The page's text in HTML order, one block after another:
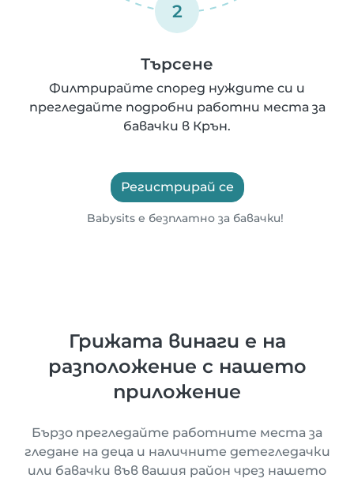
2
Търсене
Филтрирайте според нуждите си и
прегледайте подробни работни места за
бавачки в Крън.
Регистрирай се
Babysits е безплатно за бавачки!
Грижата винаги е на
разположение с нашето
приложение
Бързо прегледайте работните места за
гледане на деца и наличните детегледачки
или бавачки във вашия район чрез нашето